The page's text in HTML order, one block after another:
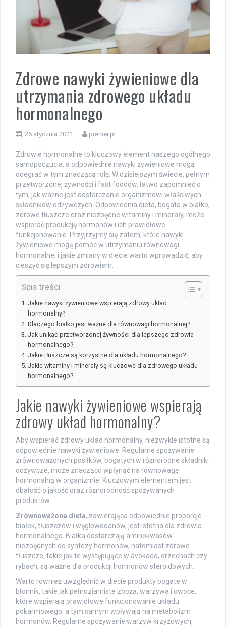
Zdrowe nawyki żywieniowe dla
utrzymania zdrowego układu
hormonalnego
26 stycznia 2021 prenier.pl
Zdrowie hormonalne to kluczowy element naszego ogólnego
samopoczucia, a odpowiednie nawyki żywieniowe mogą
odegrać w tym znaczącą rolę. W dzisiejszym świecie, pełnym
przetworzonej żywności i fast foodów, łatwo zapomnieć o
tym, jak ważne jest dostarczanie organizmowi właściwych
składników odżywczych. Odpowiednia dieta, bogata w białko,
zdrowe tłuszcze oraz niezbędne witaminy i minerały, może
wspierać produkcję hormonów i ich prawidłowe
funkcjonowanie. Przyjrzyjmy się zatem, które nawyki
żywieniowe mogą pomóc w utrzymaniu równowagi
hormonalnej i jakie zmiany w diecie warto wprowadzić, aby
cieszyć się lepszym zdrowiem.
Spis treści
Jakie nawyki żywieniowe wspierają zdrowy układ
hormonalny?
Dlaczego białko jest ważne dla równowagi hormonalnej?
Jak unikać przetworzonej żywności dla lepszego zdrowia
hormonalnego?
Jakie tłuszcze są korzystne dla układu hormonalnego?
Jakie witaminy i minerały są kluczowe dla zdrowego układu
hormonalnego?
Jakie nawyki żywieniowe wspierają
zdrowy układ hormonalny?
Aby wspierać zdrowy układ hormonalny, niezwykle istotne są
odpowiednie nawyki żywieniowe. Regularne spożywanie
zrównoważonych posiłków, bogatych w różnorodne składniki
odżywcze, może znacząco wpłynąć na równowagę
hormonalną w organizmie. Kluczowym elementem jest
dbałość o jakość oraz różnorodność spożywanych
produktów.
Zrównoważona dieta, zawierająca odpowiednie proporcje
białek, tłuszczów i węglowodanów, jest istotna dla zdrowia
hormonalnego. Białka dostarczają aminokwasów
niezbędnych do syntezy hormonów, natomiast zdrowe
tłuszcze, takie jak te występujące w avokado, orzechach czy
rybach, są ważne dla produkcji hormonów steroidowych.
Warto również uwzględnić w diecie produkty bogate w
błonnik, takie jak pełnoziarniste zboża, warzywa i owoce,
które wspierają prawidłowe funkcjonowanie układu
pokarmowego, a tym samym wpływają na metabolizm
hormonów. Regularne spożywanie warzyw krzyżowych,